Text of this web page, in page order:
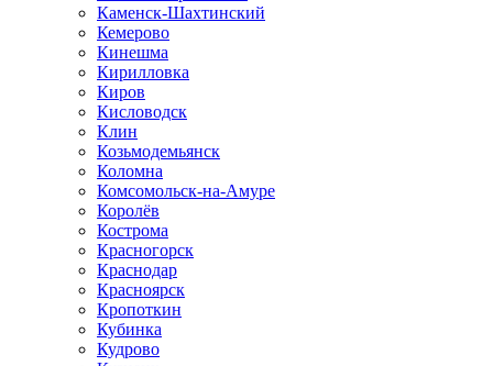
Каменск-Шахтинский
Кемерово
Кинешма
Кирилловка
Киров
Кисловодск
Клин
Козьмодемьянск
Коломна
Комсомольск-на-Амуре
Королёв
Кострома
Красногорск
Краснодар
Красноярск
Кропоткин
Кубинка
Кудрово